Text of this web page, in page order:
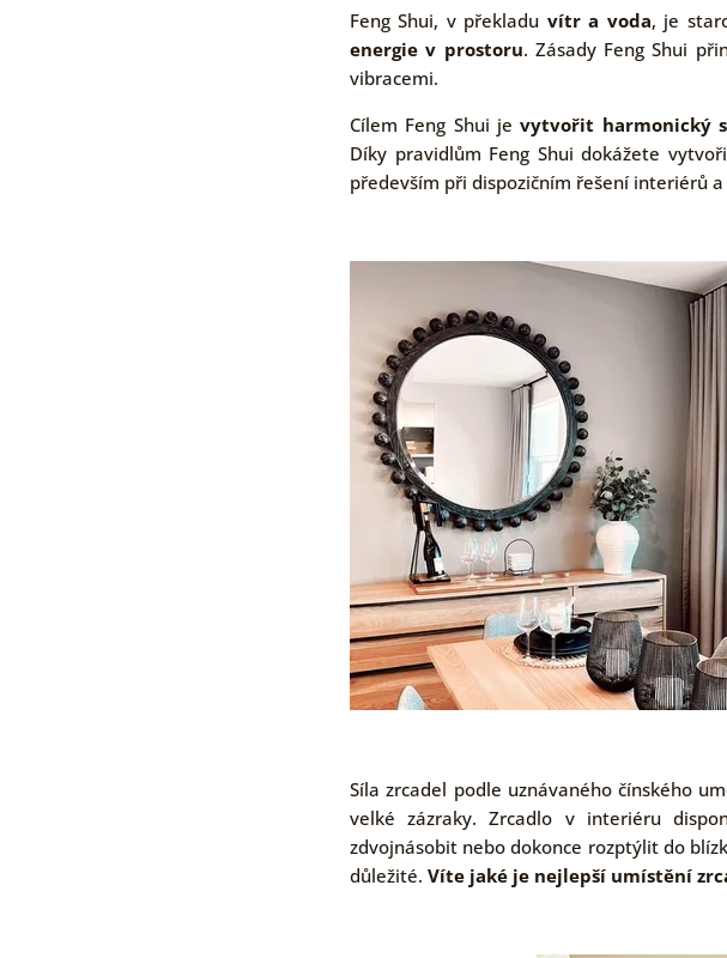
Feng Shui, v překladu vítr a voda, je
energie v prostoru. Zásady Feng Shui
vibracemi.
Cílem Feng Shui jevytvořit harmonický
Díky pravidlům Feng Shui dokážete
především při dispozičním řešení interiérů a
Síla zrcadel podle uznávaného čínského
velké zázraky. Zrcadlo v interiéru
zdvojnásobit nebo dokonce rozptýlit do
důležité. Víte jaké je nejlepší umístění